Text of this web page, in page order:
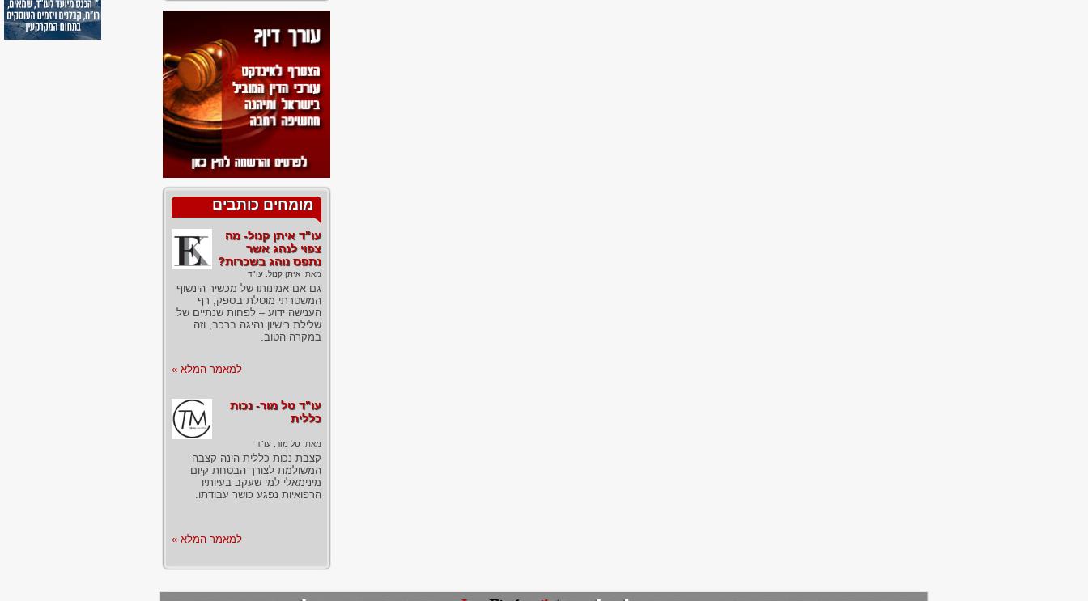
מומחים כותבים
עו"ד איתן קנול- מה
צפוי לנהג אשר
נתפס נוהג בשכרות?
מאת: איתן קנול, עו"ד
גם אם אמינותו של מכשיר הינשוף
המשטרתי מוטלת בספק, רף
הענישה ידוע – לפחות שנתיים של
שלילת רישיון נהיגה ברכב, וזה
במקרה הטוב.
למאמר המלא »
עו"ד טל מור- נכות
כללית
מאת: טל מור, עו"ד
קצבת נכות כללית הינה קצבה
המשולמת לצורך הבטחת קיום
מינימאלי למי שעקב בעיותיו
הרפואיות נפגע כושר עבודתו.
למאמר המלא »